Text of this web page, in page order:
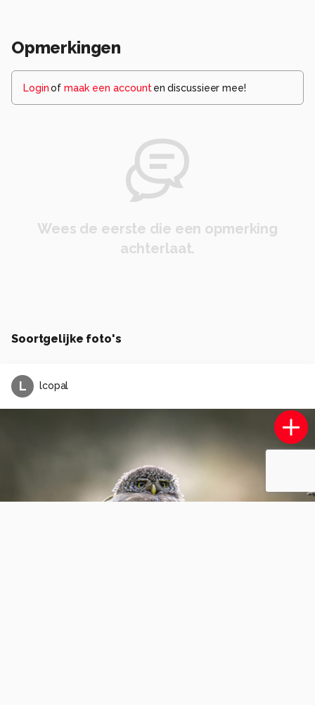
Opmerkingen
Loginof maak een account en discussieer mee!
Wees de eerste die een opmerking
achterlaat.
Soortgelijke foto's
L lcopal